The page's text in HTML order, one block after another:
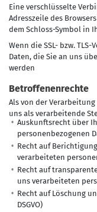
Eine verschlüsselte
Adresszeile des
dem Schloss-Symbol in
Wenn die SSL- bzw.
Daten, die Sie an uns
werden
Betroffenenrechte
Als von der
uns als verarbeitende
Auskunftsrecht über
personenbezogenen
Recht auf
verarbeiteten
Recht auf
uns verarbeiteten
Recht auf Löschung
DSGVO)